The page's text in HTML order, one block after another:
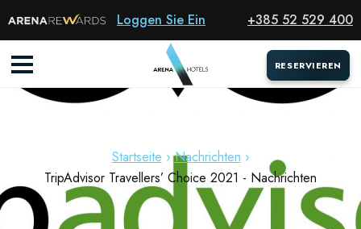
Loggen Sie Ein +385 52 529 400
RESERVIEREN
RESERVIEREN
Startseite
Nachrichten
TripAdvisor Travellers’ Choice 2021 - Nachrichten